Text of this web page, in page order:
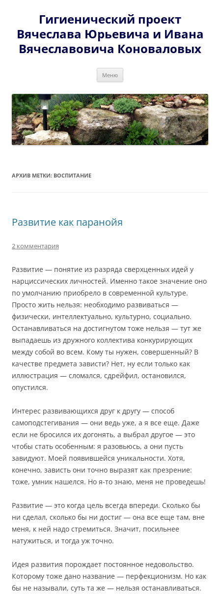
содержимомуГигиенический проект
Вячеслава Юрьевича и Ивана
Вячеславовича Коноваловых
Меню
АРХИВ МЕТКИ: ВОСПИТАНИЕ
Развитие как паранойя
2 комментария
Развитие — понятие из разряда сверхценных идей у
нарциссических личностей. Именно такое значение оно
по умолчанию приобрело в современной культуре.
Просто жить нельзя: необходимо развиваться —
физически, интеллектуально, культурно, социально.
Останавливаться на достигнутом тоже нельзя — тут же
выпадаешь из дружного коллектива конкурирующих
между собой во всем. Кому ты нужен, совершенный? В
качестве предмета зависти? Нет, ну если только как
иллюстрация — сломался, сдрейфил, остановился,
опустился.
Интерес развивающихся друг к другу — способ
самоподстегивания — они ведь уже, а я все еще. Даже
если не бросился их догонять, а выбрал другое — это
чтобы стать особенным: я разовьюсь, а они пусть
завидуют. Моей появившейся уникальности. Хотя,
конечно, зависть они точно выразят как презрение:
тоже, умник нашелся. Но я-то знаю, меня не проведешь!
Развитие — это когда цель всегда впереди. Сколько бы
ни сделал, сколько бы ни достиг — она все еще там, вне
меня, к ней надо стремиться. Значит, посильнее
натужиться, и тогда уж точно.
Идея развития порождает постоянное недовольство.
Которому тоже дано название — перфекционизм. Но как
бы не называли, суть та же — нельзя останавливаться.